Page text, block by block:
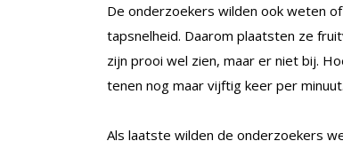
De onderzoekers wilden ook weten
tapsnelheid. Daarom plaatsten ze
zijn prooi wel zien, maar er niet bij.
tenen nog maar vijftig keer per minuut.
Als laatste wilden de onderzoekers